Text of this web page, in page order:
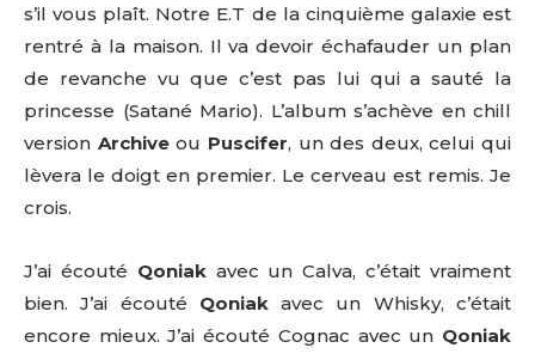
s’il vous plaît. Notre E.T de la cinquième galaxie est
rentré à la maison. Il va devoir échafauder un plan
de revanche vu que c’est pas lui qui a sauté la
princesse (Satané Mario). L’album s’achève en chill
version Archiveou Puscifer, un des deux, celui qui
lèvera le doigt en premier. Le cerveau est remis. Je
crois.
J’ai écouté Qoniakavec un Calva, c’était vraiment
bien. J’ai écouté Qoniakavec un Whisky, c’était
encore mieux. J’ai écouté Cognac avec un Qoniak